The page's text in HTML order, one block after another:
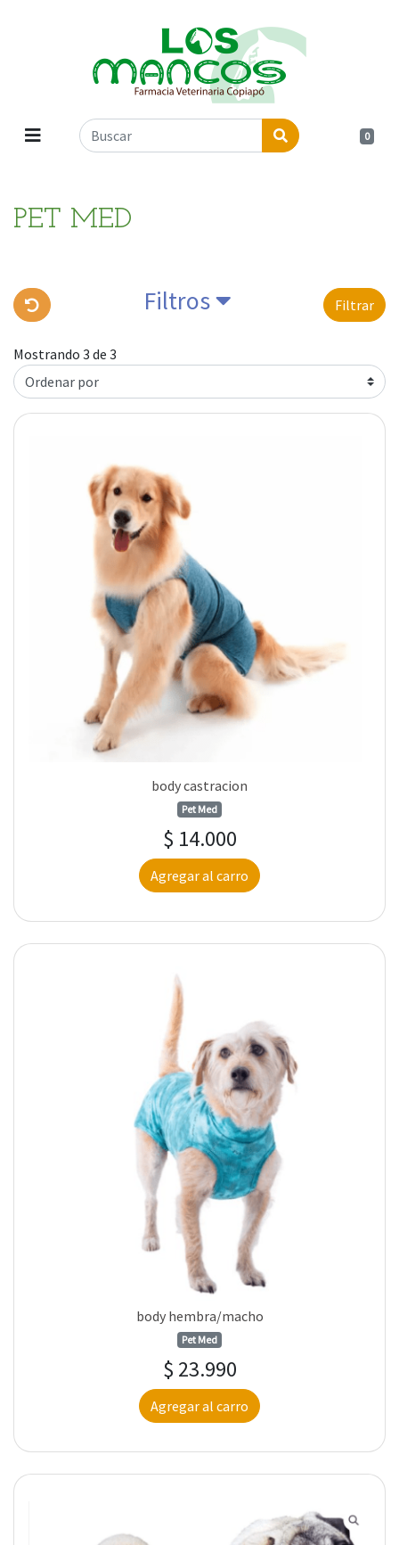
0
PET MED
Filtros Filtrar
Mostrando 3 de 3
body castracion
Pet Med
$ 14.000
Agregar al carro
body hembra/macho
Pet Med
$ 23.990
Agregar al carro